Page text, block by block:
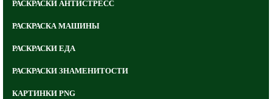
РАСКРАСКИ АНТИСТРЕСС
РАСКРАСКА МАШИНЫ
РАСКРАСКИ ЕДА
РАСКРАСКИ ЗНАМЕНИТОСТИ
КАРТИНКИ PNG